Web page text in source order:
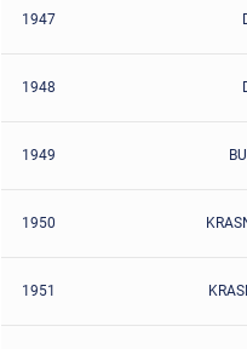
1947
1948
1949
1950
1951